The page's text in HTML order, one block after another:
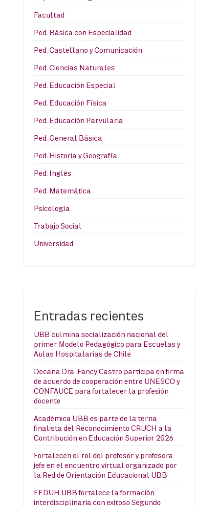
Facultad
Ped. Básica con Especialidad
Ped. Castellano y Comunicación
Ped. Ciencias Naturales
Ped. Educación Especial
Ped. Educación Física
Ped. Educación Parvularia
Ped. General Básica
Ped. Historia y Geografía
Ped. Inglés
Ped. Matemática
Psicología
Trabajo Social
Universidad
Entradas recientes
UBB culmina socialización nacional del
primer Modelo Pedagógico para Escuelas y
Aulas Hospitalarias de Chile
Decana Dra. Fancy Castro participa en firma
de acuerdo de cooperación entre UNESCO y
CONFAUCE para fortalecer la profesión
docente
Académica UBB es parte de la terna
finalista del Reconocimiento CRUCH a la
Contribución en Educación Superior 2026
Fortalecen el rol del profesor y profesora
jefe en el encuentro virtual organizado por
la Red de Orientación Educacional UBB
FEDUH UBB fortalece la formación
interdisciplinaria con exitoso Segundo